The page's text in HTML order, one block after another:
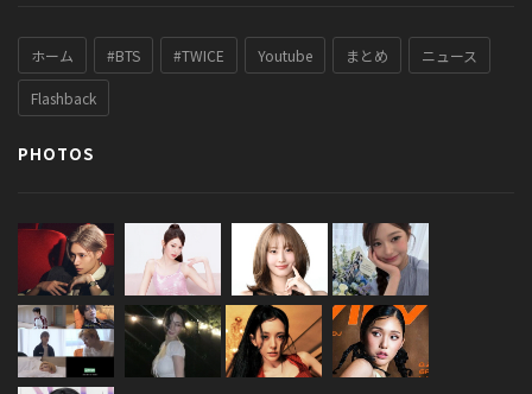
ホーム #BTS #TWICE Youtube まとめ ニュース
Flashback
PHOTOS